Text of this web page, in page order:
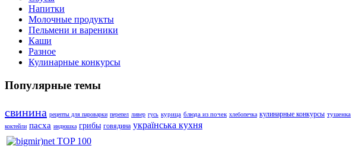
Напитки
Молочные продукты
Пельмени и вареники
Каши
Разное
Кулинарные конкурсы
Популярные темы
свинина рецепты для пароварки перепел ливер гусь курица блюда из почек хлебопечка кулинарные конкурсы тушенка
коктейли пасха индюшка грибы говядина українська кухня